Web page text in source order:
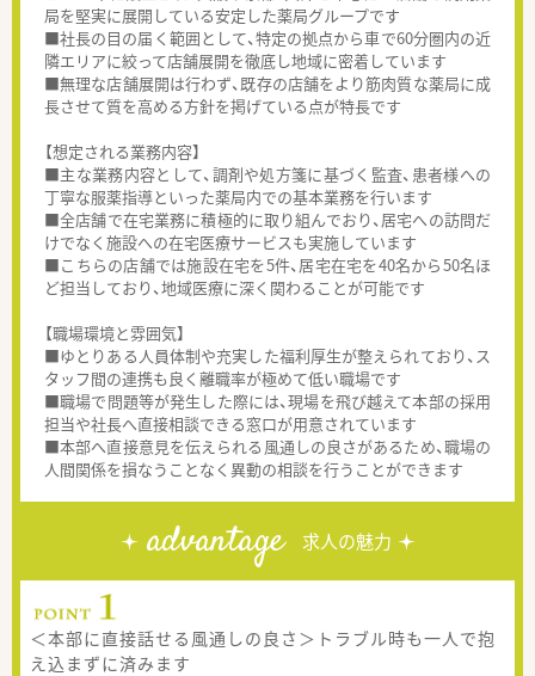
局を堅実に展開している安定した薬局グループです
■社長の目の届く範囲として、特定の拠点から車で60分圏内の近
隣エリアに絞って店舗展開を徹底し地域に密着しています
■無理な店舗展開は行わず、既存の店舗をより筋肉質な薬局に成
長させて質を高める方針を掲げている点が特長です
【想定される業務内容】
■主な業務内容として、調剤や処方箋に基づく監査、患者様への
丁寧な服薬指導といった薬局内での基本業務を行います
■全店舗で在宅業務に積極的に取り組んでおり、居宅への訪問だ
けでなく施設への在宅医療サービスも実施しています
■こちらの店舗では施設在宅を5件、居宅在宅を40名から50名ほ
ど担当しており、地域医療に深く関わることが可能です
【職場環境と雰囲気】
■ゆとりある人員体制や充実した福利厚生が整えられており、ス
タッフ間の連携も良く離職率が極めて低い職場です
■職場で問題等が発生した際には、現場を飛び越えて本部の採用
担当や社長へ直接相談できる窓口が用意されています
■本部へ直接意見を伝えられる風通しの良さがあるため、職場の
人間関係を損なうことなく異動の相談を行うことができます
advantage 求人の魅力
＜本部に直接話せる風通しの良さ＞トラブル時も一人で抱
え込まずに済みます